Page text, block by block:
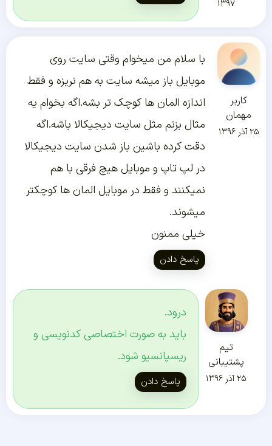
۱۳۹۷
کاربر
مهمان
۲۵ آذر ۱۳۹۶
با سلام من میخوام وقتی سایت روی
موبایل باز میشه سایت به هم نریزه و فقط
اندازه المان ها کوچک تر بشه.اگه بخوام یه
مثال بزنم مثل سایت دیجیکالا باشه.اگه
دقت کرده باشین باز شدن سایت دیجیکالا
در لپ تاپ و موبایل هیچ فرقی با هم
نمیکنند و فقط در موبایل المان ها کوچکتر
میشوند.
خیلی ممنون
پاسخ دادن
تیم
پشتیبانی
۲۵ آذر ۱۳۹۶
درود.
باید به صورت اختصاصی کدنویسی و
ریسپانسیو شود.
پاسخ دادن